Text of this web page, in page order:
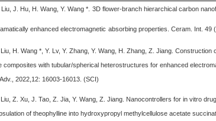
Liu, J. Hu, H. Wang, Y. Wang *. 3D flower-branch hierarchical carbon
enhanced electromagnetic absorbing properties. Ceram. Int. 49
H. Wang *, Y. Lv, Y. Zhang, Y. Wang, H. Zhang, Z. Jiang.
composites with tubular/spherical heterostructures for enhanced
2022,12: 16003-16013. (SCI)
Z. Xu, J. Tao, Z. Jia, Y. Wang, Z. Jiang. Nanocontrollers for in vitro
of theophylline into hydroxypropyl methylcellulose acetate